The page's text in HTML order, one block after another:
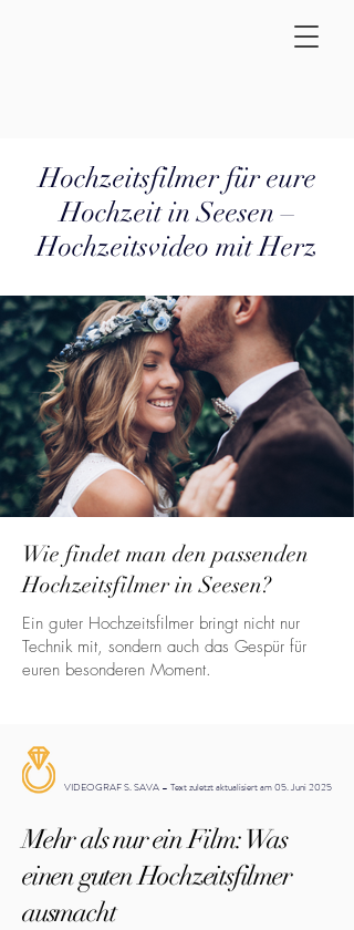
Hochzeitsfilmer für eure
Hochzeit in Seesen –
Hochzeitsvideo mit Herz
Wie findet man den passenden
Hochzeitsfilmer in Seesen?
Ein guter Hochzeitsfilmer bringt nicht nur
Technik mit, sondern auch das Gespür für
euren besonderen Moment.
VIDEOGRAF S. SAVA – Text zuletzt aktualisiert am 05. Juni 2025
Mehr als nur ein Film: Was
einen guten Hochzeitsfilmer
ausmacht